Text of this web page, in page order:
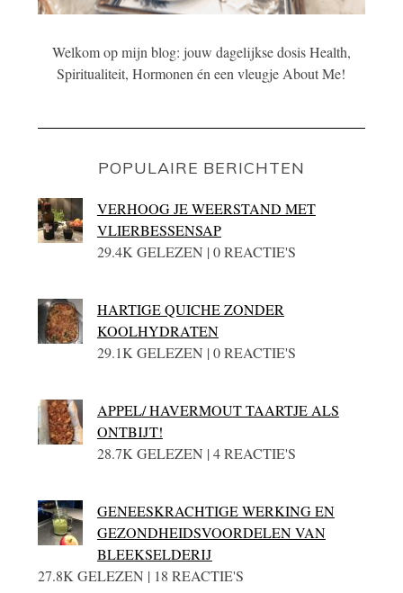
Welkom op mijn blog: jouw dagelijkse dosis Health,
Spiritualiteit, Hormonen én een vleugje About Me!
POPULAIRE BERICHTEN
VERHOOG JE WEERSTAND MET
VLIERBESSENSAP
29.4K GELEZEN | 0 REACTIE'S
HARTIGE QUICHE ZONDER
KOOLHYDRATEN
29.1K GELEZEN | 0 REACTIE'S
APPEL/ HAVERMOUT TAARTJE ALS
ONTBIJT!
28.7K GELEZEN | 4 REACTIE'S
GENEESKRACHTIGE WERKING EN
GEZONDHEIDSVOORDELEN VAN
BLEEKSELDERIJ
27.8K GELEZEN | 18 REACTIE'S